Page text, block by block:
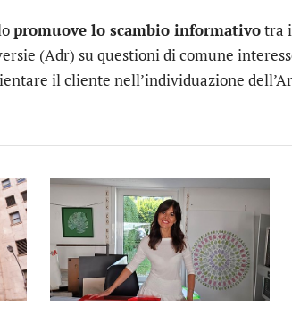
promuove lo scambio informativotra
(Adr) su questioni di comune
il cliente nell’individuazione